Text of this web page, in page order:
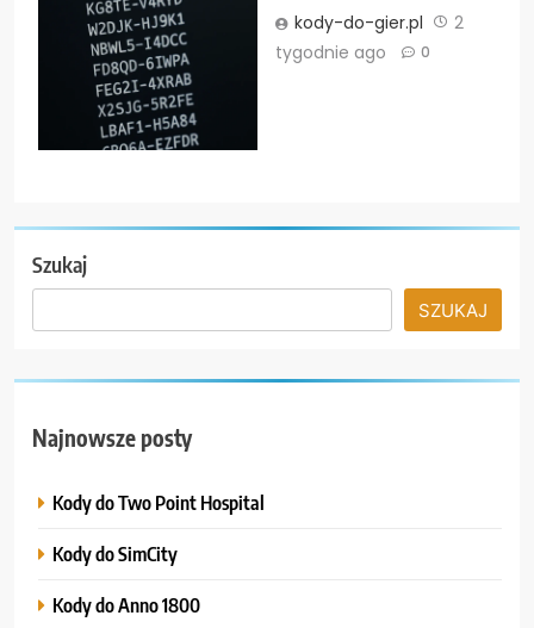
kody-do-gier.pl
2
tygodnie ago
0
Szukaj
SZUKAJ
Najnowsze posty
Kody do Two Point Hospital
Kody do SimCity
Kody do Anno 1800